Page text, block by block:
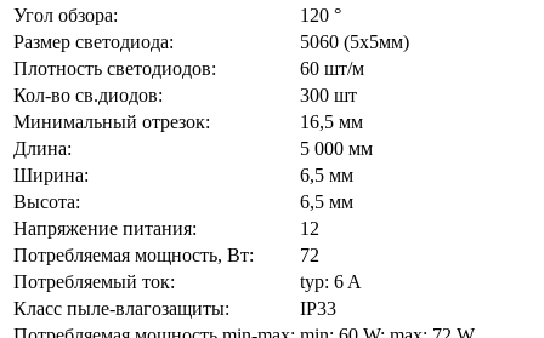
Угол обзора:
120 °
Размер светодиода:
5060 (5x5мм)
Плотность светодиодов:
60 шт/м
Кол-во св.диодов:
300 шт
Минимальный отрезок:
16,5 мм
Длина:
5 000 мм
Ширина:
6,5 мм
Высота:
6,5 мм
Напряжение питания:
12
Потребляемая мощность, Вт:
72
Потребляемый ток:
typ: 6 A
Класс пыле-влагозащиты:
IP33